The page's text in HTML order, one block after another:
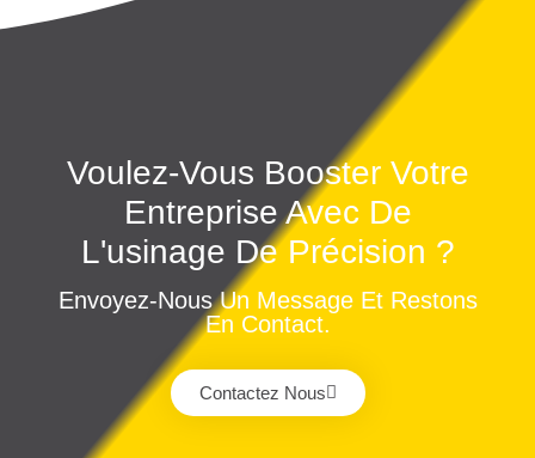
Voulez-Vous Booster Votre
Entreprise Avec De
L'usinage De Précision ?
Envoyez-Nous Un Message Et Restons
En Contact.
Contactez Nous